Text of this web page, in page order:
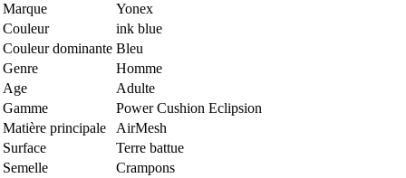
Marque
Yonex
Couleur
ink blue
Couleur dominante Bleu
Genre
Homme
Age
Adulte
Gamme
Power Cushion Eclipsion
Matière principale
AirMesh
Surface
Terre battue
Semelle
Crampons